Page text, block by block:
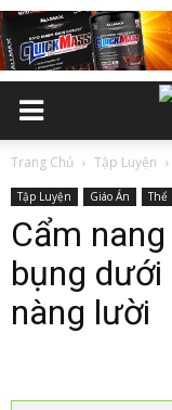
Trang Chủ Tập Luyện
Tập Luyện Giáo Án Thể
Cẩm
bụng dưới
nàng lười